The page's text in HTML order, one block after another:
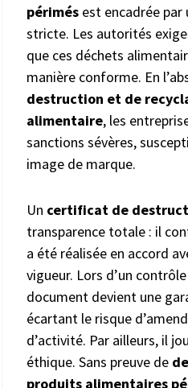
périmés est encadrée
stricte. Les autorités
que ces déchets
manière conforme. En
destruction et de
alimentaire, les
sanctions sévères,
image de marque.
Un certificat de
transparence totale : il
a été réalisée en accord
vigueur. Lors d’un
document devient une
écartant le risque
d’activité. Par ailleurs, il
éthique. Sans preuve de
produits alimentaires